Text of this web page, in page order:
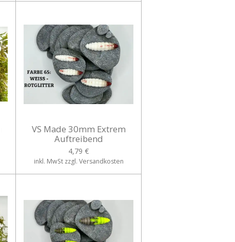
VS Made 30mm Extrem
Auftreibend
4,79 €
inkl. MwSt zzgl. Versandkosten